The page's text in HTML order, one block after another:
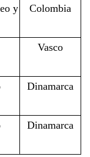
y
Colombia
Vasco
Dinamarca
Dinamarca